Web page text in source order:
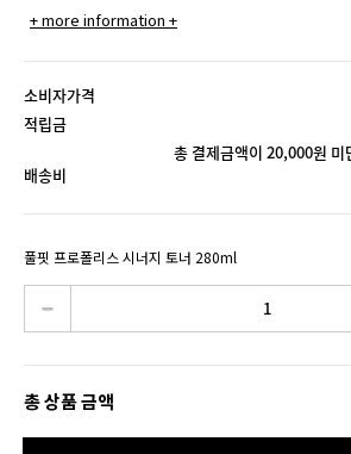
+ more information +
소비자가격
적립금
배송비
총 결제금액이 20,000원
풀핏 프로폴리스 시너지 토너 280ml
총 상품 금액